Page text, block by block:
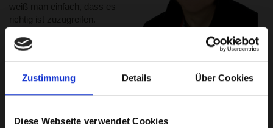
Zustimmung Details Über Cookies
Diese Webseite verwendet Cookies
weiß man einfach, dass es
richtig ist zuzugreifen.
"Bauchgefühl"?
wurde.
nachhaltiger Basis aus zu 100% unbehandeltem Fichtenholz,